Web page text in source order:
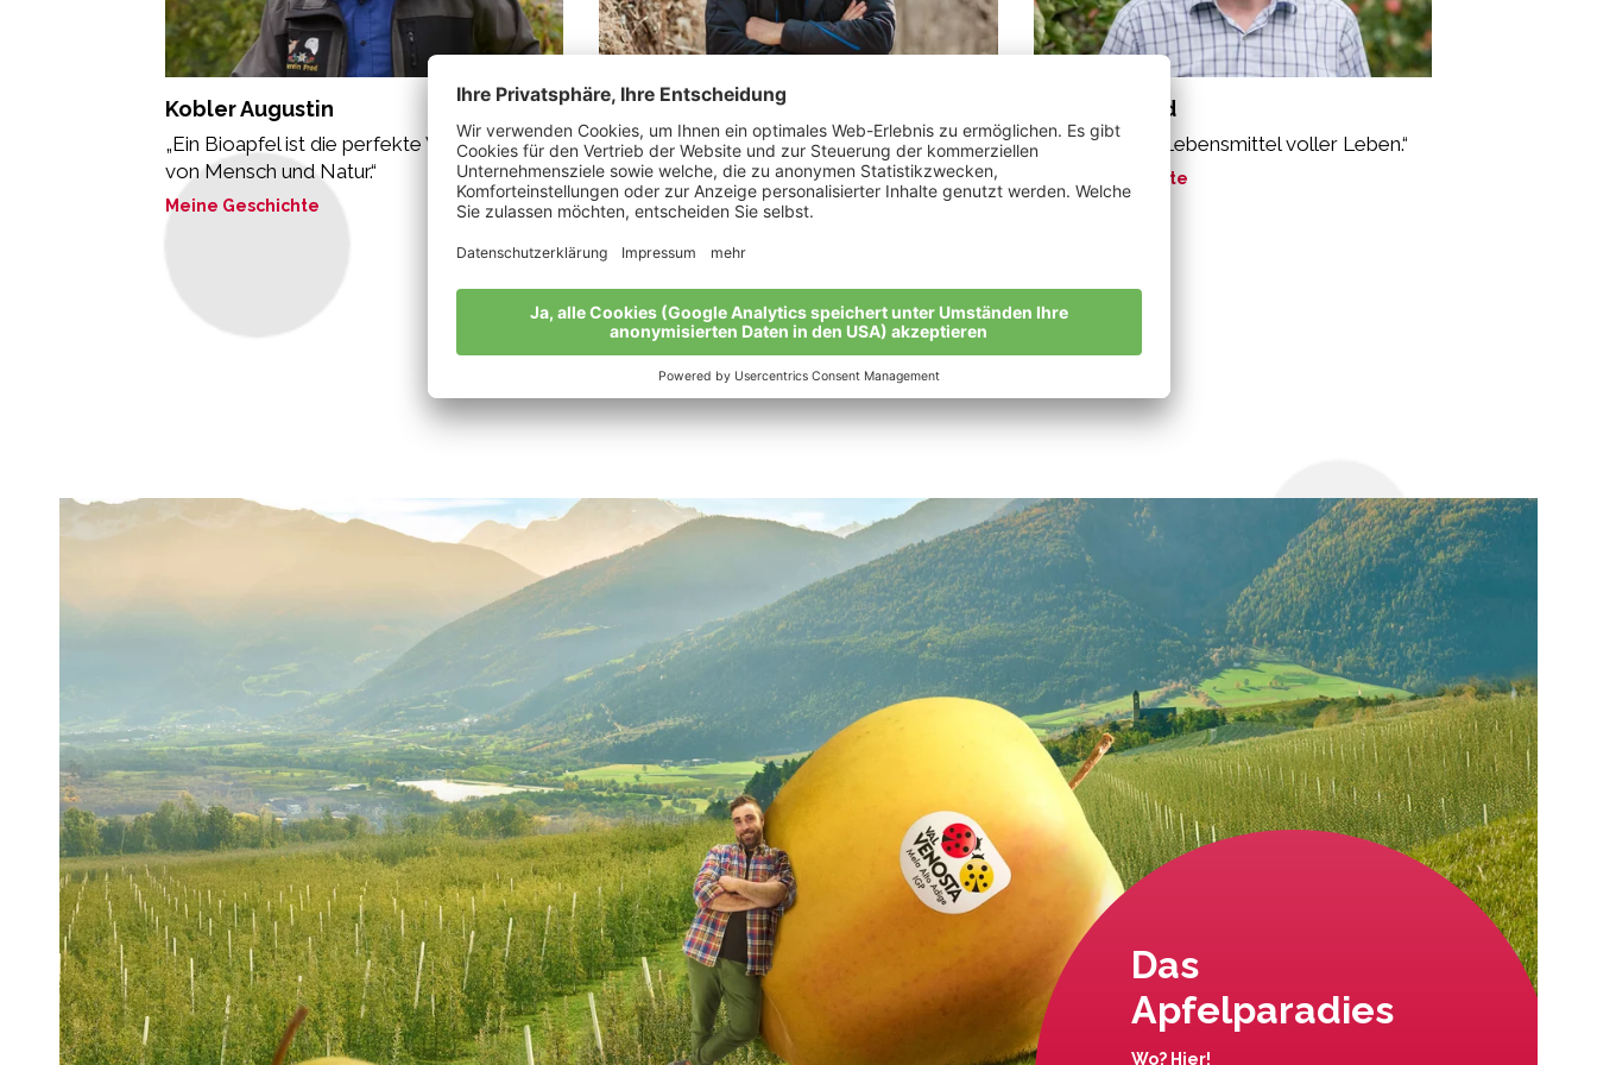
Kobler Augustin
„Ein Bioapfel ist die perfekte Verbindung
von Mensch und Natur.“
Meine Geschichte
Thomann Martin
„Bio ist ein intensives Arbeiten mit der
Natur.“
Meine Geschichte
Karner Alfred
„Bioäpfel sind Lebensmittel voller Leben.“
Meine Geschichte
Alle Bio-Bauern im Überblick
Das
Apfelparadies
Wo? Hier!